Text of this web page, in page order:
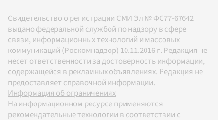
Свидетельство о регистрации СМИ Эл № ФС77-67642
выдано федеральной службой по надзору в сфере
связи, информационных технологий и массовых
коммуникаций (Роскомнадзор) 10.11.2016 г. Редакция не
несет ответственности за достоверность информации,
содержащейся в рекламных объявлениях. Редакция не
предоставляет справочной информации.
Информация об ограничениях
На информационном ресурсе применяются
рекомендательные технологии в соответствии с